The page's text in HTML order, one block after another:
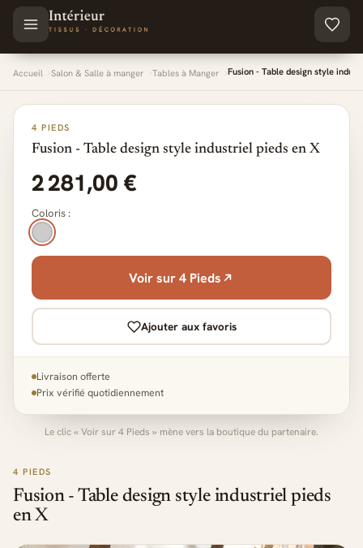
Aller au contenu principal
Accueil Salon & Salle à manger Tables à Manger Fusion - Table design style
4 PIEDS
Fusion - Table design style industriel pieds
en X
4 PIEDS
Fusion - Table design style industriel pieds en X
2 281,00 €
Coloris :
Voir sur 4 Pieds
Ajouter aux favoris
Livraison offerte
Prix vérifié quotidiennement
Le clic « Voir sur 4 Pieds » mène vers la boutique du partenaire.